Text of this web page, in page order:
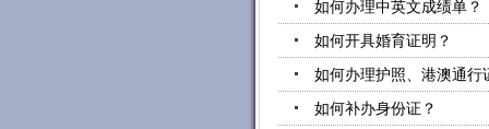
如何办理中英文成绩单？
如何开具婚育证明？
如何办理护照、港澳通行
如何补办身份证？